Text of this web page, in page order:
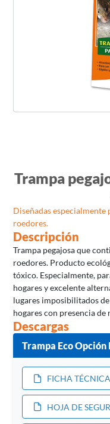
Trampa
Diseñadas
roedores.
Descripción
Trampa pegajosa que
roedores. Producto
tóxico. Especialmente,
hogares y excelente
lugares imposibilitados
hogares con presencia
Descargas
Trampa Eco Opción
FICHA TÉCNICA
HOJA DE